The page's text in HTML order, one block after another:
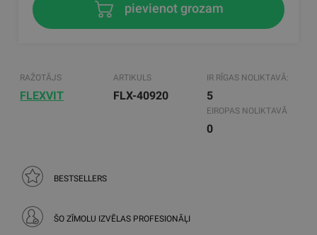
pievienot grozam
RAŽOTĀJS
FLEXVIT
ARTIKULS
FLX-40920
IR RĪGAS NOLIKTAVĀ:
5
EIROPAS NOLIKTAVĀ
0
BESTSELLERS
ŠO ZĪMOLU IZVĒLAS PROFESIONĀĻI